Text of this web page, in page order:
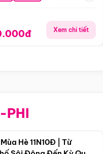
Xem chi tiết
PHI
Hè 11N10Đ | Từ